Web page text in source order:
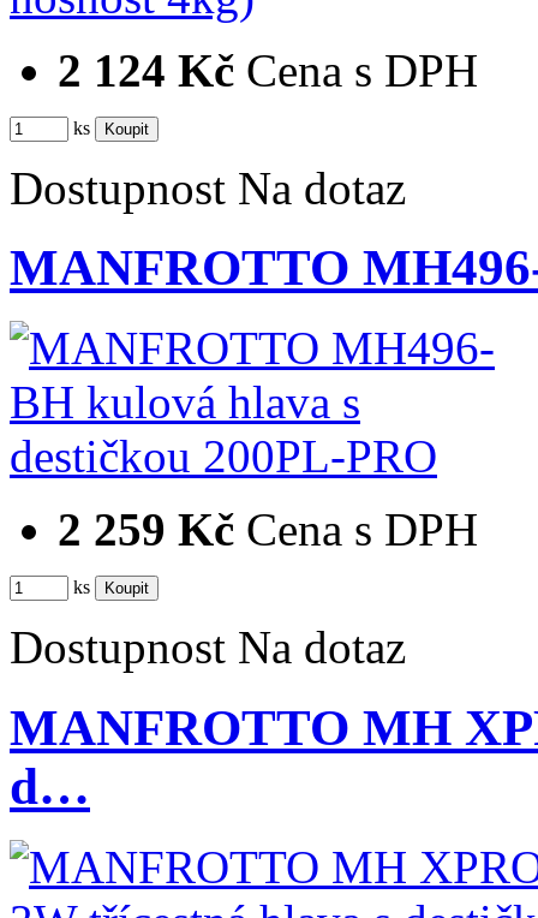
2 124 Kč Cena s DPH
ks
Dostupnost Na dotaz
MANFROTTO
2 259 Kč Cena s DPH
ks
Dostupnost Na dotaz
MANFROTTO MH
d…